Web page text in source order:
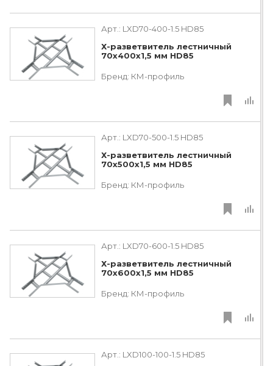
Арт.: LXD70-400-1.5 HD85
Х-разветвитель лестничный
70х400х1,5 мм HD85
Бренд: КМ-профиль
Арт.: LXD70-500-1.5 HD85
Х-разветвитель лестничный
70х500х1,5 мм HD85
Бренд: КМ-профиль
Арт.: LXD70-600-1.5 HD85
Х-разветвитель лестничный
70х600х1,5 мм HD85
Бренд: КМ-профиль
Арт.: LXD100-100-1.5 HD85